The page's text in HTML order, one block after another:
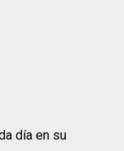
día en su